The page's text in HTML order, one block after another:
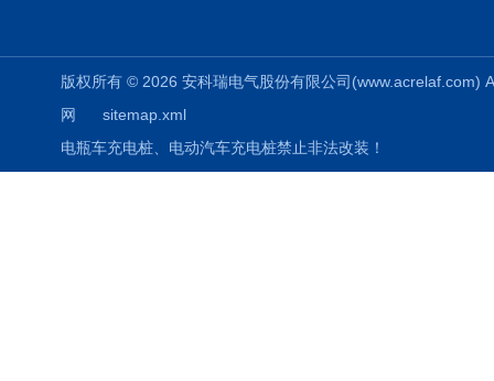
版权所有 © 2026 安科瑞电气股份有限公司
网
sitemap.xml
电瓶车充电桩、电动汽车充电桩禁止非法改装！